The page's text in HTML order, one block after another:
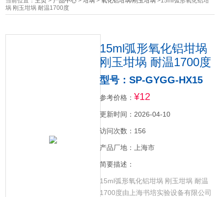
埚 刚玉坩埚 耐温1700度
15ml弧形氧化铝坩埚
刚玉坩埚 耐温1700度
型号：SP-GYGG-HX15
参考价格： ¥12
更新时间：2026-04-10
访问次数：156
产品厂地：上海市
简要描述：
15ml弧形氧化铝坩埚 刚玉坩埚 耐温
1700度由上海书培实验设备有限公司